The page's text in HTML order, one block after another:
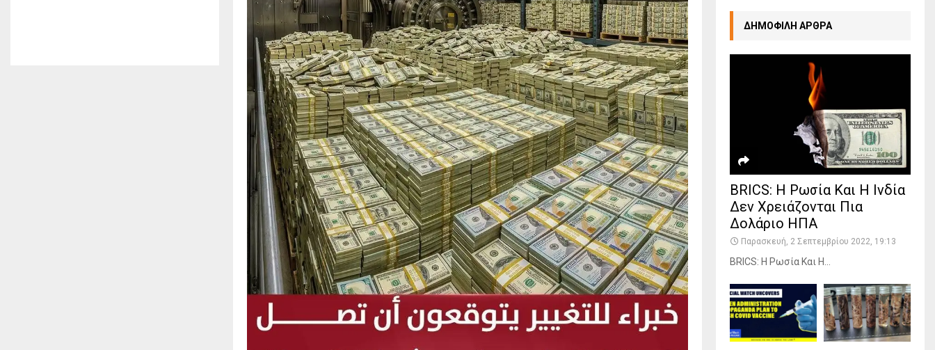
ΔΗΜΟΦΙΛΗ ΑΡΘΡΑ
BRICS: Η Ρωσία Και Η Ινδία
Δεν Χρειάζονται Πια
Δολάριο ΗΠΑ
Παρασκευή, 2 Σεπτεμβρίου 2022, 19:13
BRICS: Η Ρωσία Και Η...